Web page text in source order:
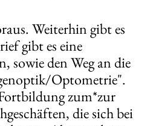
Weiterhin gibt es
gibt es eine
den Weg an die
Optometrie".
zum*zur
die sich bei